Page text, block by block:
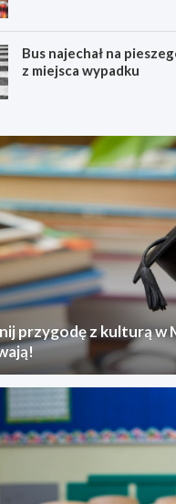
Bus najechał na
z miejsca wypadku
przygodę z kulturą w